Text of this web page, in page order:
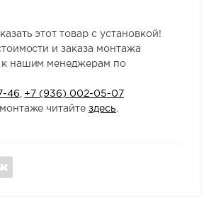
этот товар с установкой!
и заказа монтажа
к нашим менеджерам по
46
+7 (936) 002-05-07
читайтездесь.